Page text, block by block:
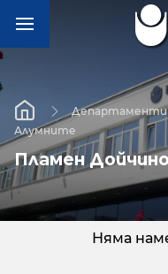
Департаменти
Алумните
Пламен
Няма